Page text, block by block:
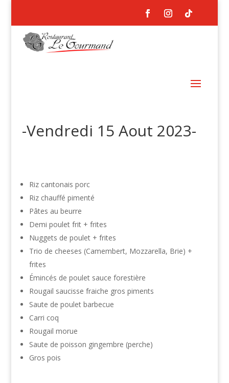
-Vendredi 15 Aout 2023-
Riz cantonais porc
Riz chauffé pimenté
Pâtes au beurre
Demi poulet frit + frites
Nuggets de poulet + frites
Trio de cheeses (Camembert, Mozzarella, Brie) +
frites
Émincés de poulet sauce forestière
Rougail saucisse fraiche gros piments
Saute de poulet barbecue
Carri coq
Rougail morue
Saute de poisson gingembre (perche)
Gros pois